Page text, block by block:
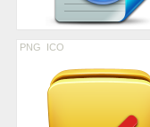
PNG ICO